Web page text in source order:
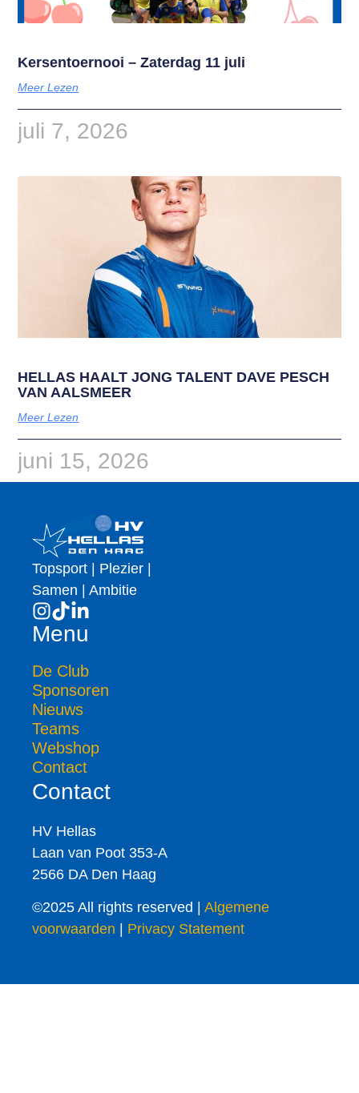
Kersentoernooi – Zaterdag 11 juli
Meer Lezen
juli 7, 2026
HELLAS HAALT JONG TALENT DAVE PESCH
VAN AALSMEER
Meer Lezen
juni 15, 2026
Topsport | Plezier |
Samen | Ambitie
Menu
De Club
Sponsoren
Nieuws
Teams
Webshop
Contact
Contact
HV Hellas
Laan van Poot 353-A
2566 DA Den Haag
©2025 All rights reserved | Algemene
voorwaarden
Privacy Statement